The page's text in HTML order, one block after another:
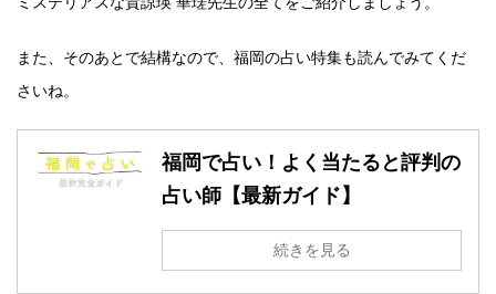
また、そのあとで結構なので、福岡の占い特集も読んでみてくだ
さいね。
福岡で占い！よく当たると評判の
占い師【最新ガイド】
続きを見る